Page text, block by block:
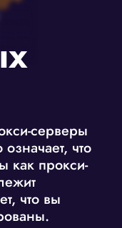
серверы
что
как прокси-
что вы